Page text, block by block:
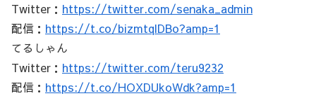
Twitter： https://twitter.com/senaka_admin
配信： https://t.co/bizmtqlDBo?amp=1
てるしゃん
Twitter： https://twitter.com/teru9232
配信： https://t.co/HOXDUkoWdk?amp=1